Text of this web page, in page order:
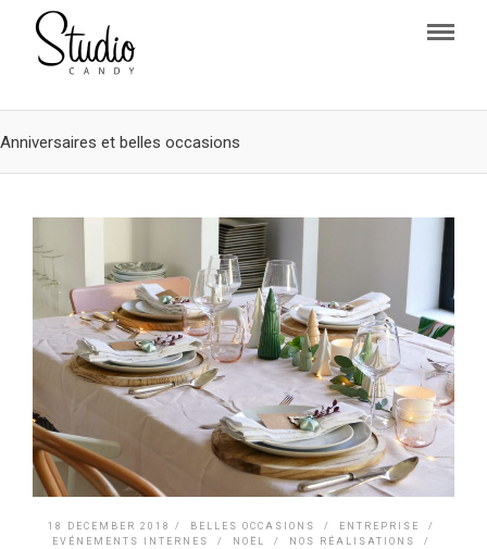
Anniversaires et belles occasions
18 DECEMBER 2018 / BELLES OCCASIONS / ENTREPRISE
/
EVÉNEMENTS INTERNES
/ NOËL / NOS RÉALISATIONS
/